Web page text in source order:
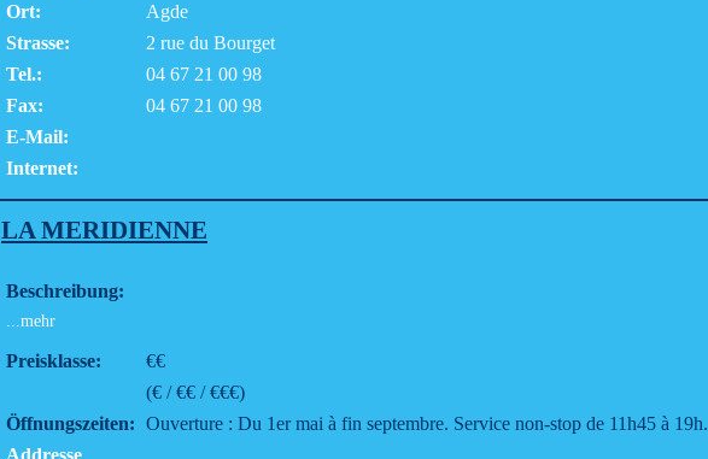
Ort:
Agde
Strasse:
2 rue du Bourget
Tel.:
04 67 21 00 98
Fax:
04 67 21 00 98
E-Mail:
Internet:
LA MERIDIENNE
Beschreibung:
...mehr
Preisklasse:
€€
(€ / €€ / €€€)
Öffnungszeiten: Ouverture : Du 1er mai à fin septembre. Service non-stop de 11h45 à 19h.
Addresse